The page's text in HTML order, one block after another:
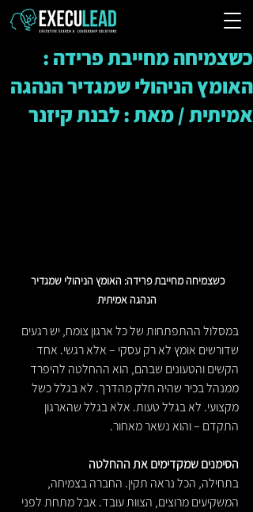
כשצמיחה מחייבת פרידה :
האומץ הניהולי שמגדיר הנהגה
אמיתית / מאת : לבנת קיזנר
כשצמיחה מחייבת פרידה: האומץ הניהולי שמגדיר
הנהגה אמיתית
במסלול ההתפתחות של כל ארגון צומח, יש רגעים
שדורשים אומץ לא רק עסקי – אלא רגשי. אחד
הקשים והטעונים שבהם, הוא ההחלטה להיפרד
ממנהל בכיר שהיה חלק מהדרך. לא בגלל כשל
מקצועי. לא בגלל טעות. אלא בגלל שהארגון
התקדם – והוא נשאר מאחור.
הסימנים שמקדימים את ההחלטה
בתחילה, הכל נראה תקין. החברה בצמיחה,
המשקיעים מרוצים, הצוות עובד. אבל מתחת לפני